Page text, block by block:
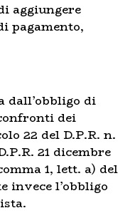
aggiungere
pagamento,
dall’obbligo di
dei
22 del D.P.R. n.
21 dicembre
1, lett. a) del
invece l’obbligo